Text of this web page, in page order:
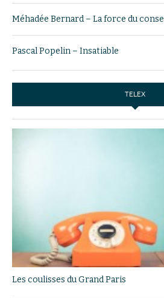
Méhadée Bernard – La force du
Pascal Popelin – Insatiable
TELEX
Les coulisses du Grand Paris